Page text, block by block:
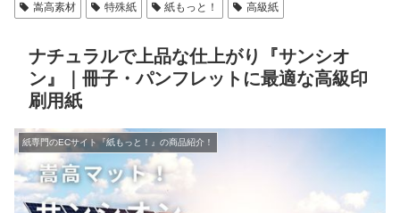
嵩高素材
特殊紙 紙もっと！ 高級紙
ナチュラルで上品な仕上がり『サンシオ
ン』｜冊子・パンフレットに最適な高級印
刷用紙
紙専門のECサイト『紙もっと！』の商品紹介！